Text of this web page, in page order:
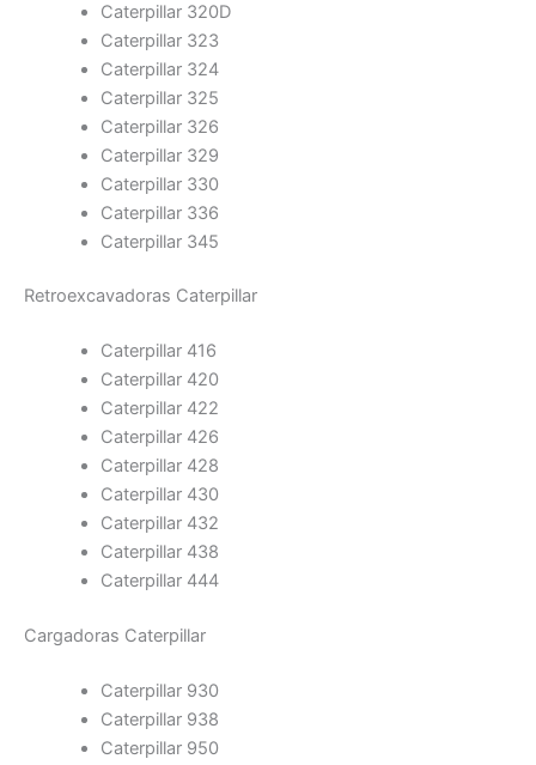
Caterpillar 320D
Caterpillar 323
Caterpillar 324
Caterpillar 325
Caterpillar 326
Caterpillar 329
Caterpillar 330
Caterpillar 336
Caterpillar 345
Retroexcavadoras Caterpillar
Caterpillar 416
Caterpillar 420
Caterpillar 422
Caterpillar 426
Caterpillar 428
Caterpillar 430
Caterpillar 432
Caterpillar 438
Caterpillar 444
Cargadoras Caterpillar
Caterpillar 930
Caterpillar 938
Caterpillar 950